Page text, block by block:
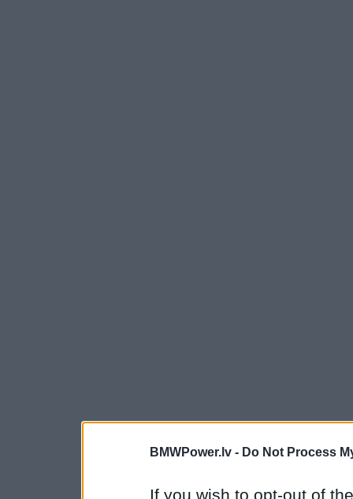
BMWPower.lv - Do Not Process
If you wish to opt-out of